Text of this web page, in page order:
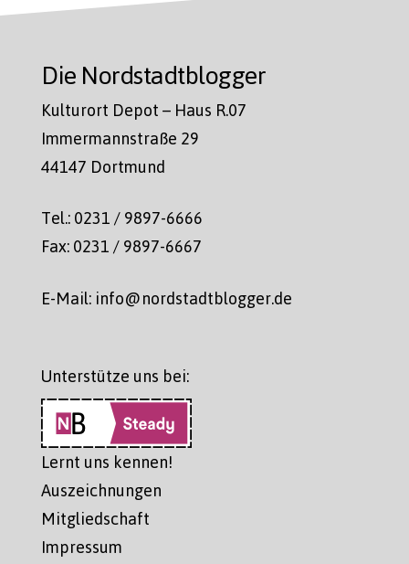
Die Nordstadtblogger
Kulturort Depot – Haus R.07
Immermannstraße 29
44147 Dortmund
Tel.: 0231 / 9897-6666
Fax: 0231 / 9897-6667
E-Mail: info@nordstadtblogger.de
Unterstütze uns bei:
Lernt uns kennen!
Auszeichnungen
Mitgliedschaft
Impressum